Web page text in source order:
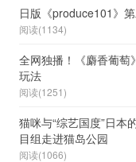
日版《produce101》
阅读(1134)
全网独播！《麝香葡萄
玩法
阅读(1251)
猫咪与“综艺国度”日本
目组走进猫岛公园
阅读(1066)